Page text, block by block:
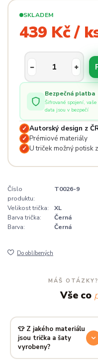
SKLADEM
439 Kč /
Bezpečná platba
Šifrované spojení, vaše
data jsou v bezpečí
✓ Autorský design z
✓ Prémiové materiály
✓ U triček možný potisk
Číslo
produktu:
T0026-9
Velikost trička:
XL
Barva trička:
Černá
Barva:
Černá
Do oblíbených
MÁŠ
Vše co
👕 Z jakého materiálu
jsou trička a šaty
vyrobeny?